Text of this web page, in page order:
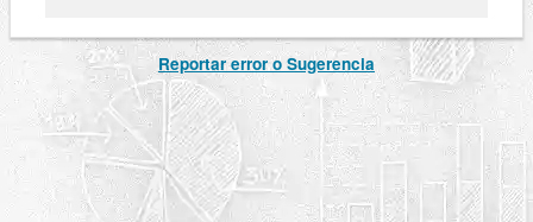
Reportar error o Sugerencia